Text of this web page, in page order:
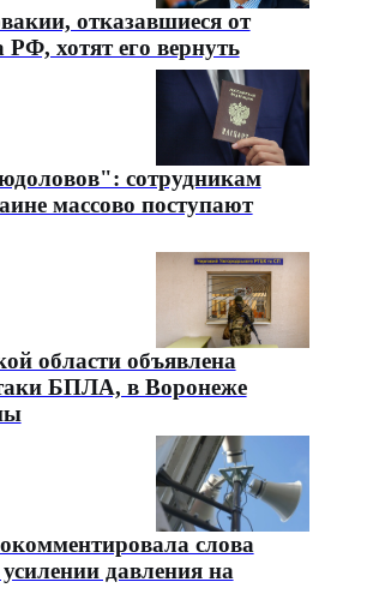
отказавшиеся от
РФ, хотят его вернуть
сотрудникам
массово поступают
области объявлена
БПЛА, в Воронеже
слова
давления на